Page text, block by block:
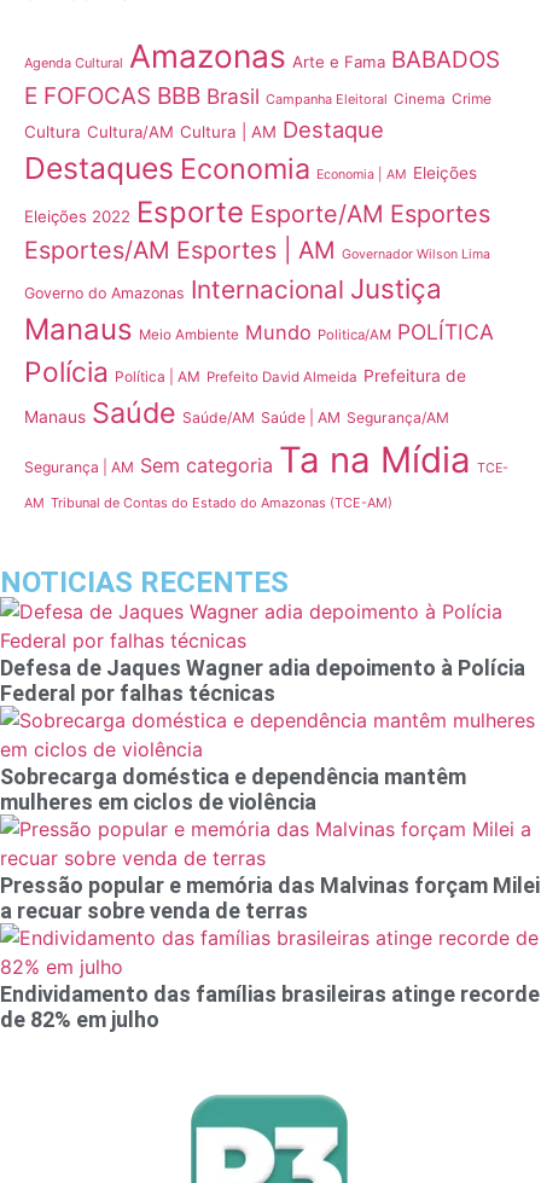
Agenda Cultural Amazonas Arte e Fama BABADOS
E FOFOCAS BBB Brasil Campanha Eleitoral Cinema Crime
Cultura Cultura/AM Cultura | AM Destaque
Destaques Economia Economia | AM Eleições
Eleições 2022 Esporte Esporte/AM Esportes
Esportes/AM Esportes | AM Governador Wilson Lima
Governo do Amazonas Internacional Justiça
Manaus Meio Ambiente Mundo Politica/AM POLÍTICA
Polícia Política | AM Prefeito David Almeida Prefeitura de
Manaus Saúde Saúde/AM Saúde | AM Segurança/AM
Segurança | AM Sem categoria Ta na Mídia TCE-
AM Tribunal de Contas do Estado do Amazonas (TCE-AM)
NOTICIAS RECENTES
Defesa de Jaques Wagner adia depoimento à Polícia
Federal por falhas técnicas
Sobrecarga doméstica e dependência mantêm
mulheres em ciclos de violência
Pressão popular e memória das Malvinas forçam Milei
a recuar sobre venda de terras
Endividamento das famílias brasileiras atinge recorde
de 82% em julho